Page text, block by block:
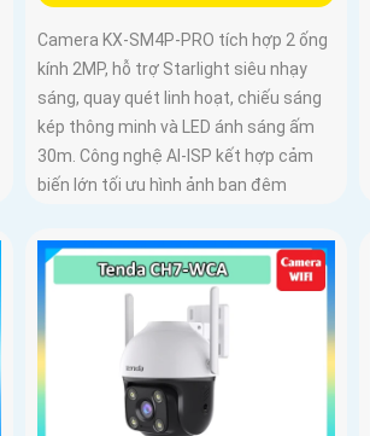
Camera KX-SM4P-PRO tích hợp 2 ống
kính 2MP, hỗ trợ Starlight siêu nhạy
sáng, quay quét linh hoạt, chiếu sáng
kép thông minh và LED ánh sáng ấm
30m. Công nghệ AI-ISP kết hợp cảm
biến lớn tối ưu hình ảnh ban đêm